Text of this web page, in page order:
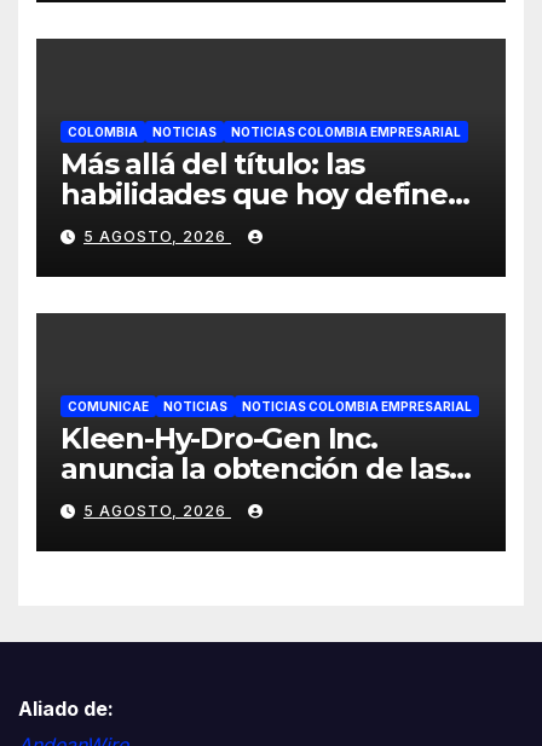
hogares colombianos
COLOMBIA NOTICIAS NOTICIAS COLOMBIA EMPRESARIAL
Más allá del título: las
habilidades que hoy definen
el éxito profesional en
Colombia
5 AGOSTO, 2026
COMUNICAE NOTICIAS NOTICIAS COLOMBIA EMPRESARIAL
Kleen-Hy-Dro-Gen Inc.
anuncia la obtención de las
certificaciones ISO 9001:2015
y TSSA
5 AGOSTO, 2026
Aliado de: